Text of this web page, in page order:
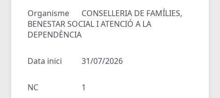
Organisme
CONSELLERIA DE FAMÍLIES,
BENESTAR SOCIAL I ATENCIÓ A LA
DEPENDÈNCIA
Data inici 31/07/2026
NC 1